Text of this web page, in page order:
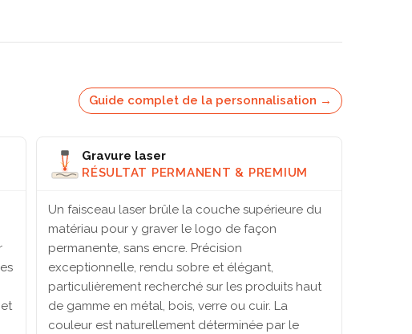
Guide complet de la personnalisation →
Gravure laser
RÉSULTAT PERMANENT & PREMIUM
Un faisceau laser brûle la couche supérieure du
matériau pour y graver le logo de façon
permanente, sans encre. Précision
exceptionnelle, rendu sobre et élégant,
particulièrement recherché sur les produits haut
de gamme en métal, bois, verre ou cuir. La
couleur est naturellement déterminée par le